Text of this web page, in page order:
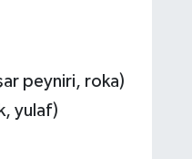
peyniri, roka)
yulaf)